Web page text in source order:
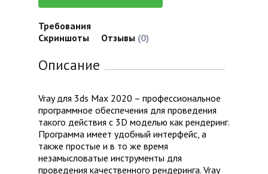
Требования
Скриншоты
Отзывы (0)
Описание
Vray для 3ds Max 2020 – профессиональное
программное обеспечения для проведения
такого действия с 3D моделью как рендеринг.
Программа имеет удобный интерфейс, а
также простые и в то же время
незамысловатые инструменты для
проведения качественного рендеринга. Vray